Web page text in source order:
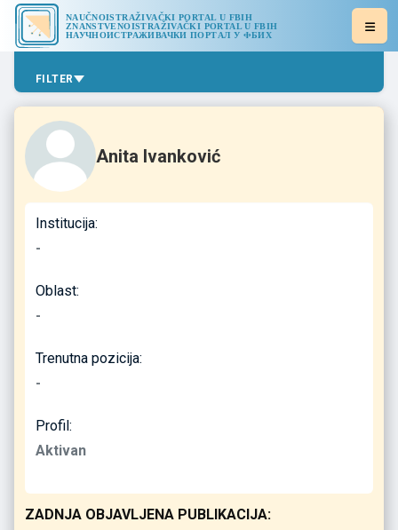
NAUČNOISTRAŽIVAČKI PORTAL U FBIH
ZNANSTVENOISTRAŽIVAČKI PORTAL U FBIH
НАУЧНОИСТРАЖИВАЧКИ ПОРТАЛ У ФБИХ
FILTER
Anita Ivanković
Institucija:
-
Oblast:
-
Trenutna pozicija:
-
Profil:
Aktivan
ZADNJA OBJAVLJENA PUBLIKACIJA: